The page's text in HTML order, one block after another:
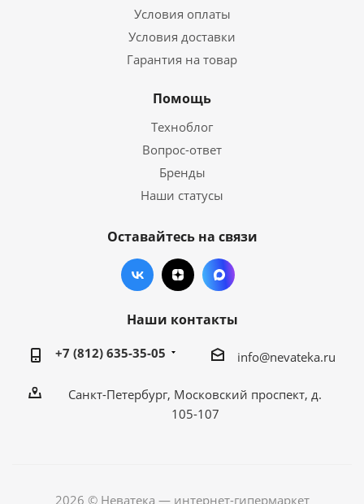
Условия оплаты
Условия доставки
Гарантия на товар
Помощь
Техноблог
Вопрос-ответ
Бренды
Наши статусы
Оставайтесь на связи
Наши контакты
+7 (812) 635-35-05 info@nevateka.ru
Санкт-Петербург, Московский проспект, д.
105-107
2026 © Неватека — интернет-гипермаркет